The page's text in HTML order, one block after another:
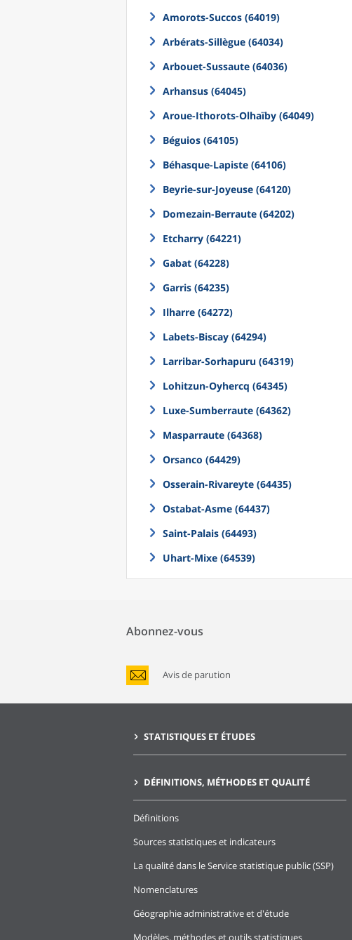
Amorots-Succos (64019)
Arbérats-Sillègue (64034)
Arbouet-Sussaute (64036)
Arhansus (64045)
Aroue-Ithorots-Olhaïby (64049)
Béguios (64105)
Béhasque-Lapiste (64106)
Beyrie-sur-Joyeuse (64120)
Domezain-Berraute (64202)
Etcharry (64221)
Gabat (64228)
Garris (64235)
Ilharre (64272)
Labets-Biscay (64294)
Larribar-Sorhapuru (64319)
Lohitzun-Oyhercq (64345)
Luxe-Sumberraute (64362)
Masparraute (64368)
Orsanco (64429)
Osserain-Rivareyte (64435)
Ostabat-Asme (64437)
Saint-Palais (64493)
Uhart-Mixe (64539)
Abonnez-vous
Avis de parution
STATISTIQUES ET ÉTUDES
DÉFINITIONS, MÉTHODES ET QUALITÉ
Définitions
Sources statistiques et indicateurs
La qualité dans le Service statistique public (SSP)
Nomenclatures
Géographie administrative et d'étude
Modèles, méthodes et outils statistiques